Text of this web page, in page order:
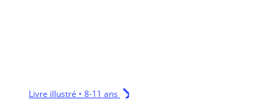
Livre illustré • 8-11 ans